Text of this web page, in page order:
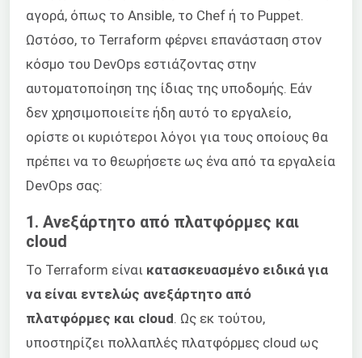
αγορά, όπως το Ansible, το Chef ή το Puppet.
Ωστόσο, το Terraform φέρνει επανάσταση στον
κόσμο του DevOps εστιάζοντας στην
αυτοματοποίηση της ίδιας της υποδομής. Εάν
δεν χρησιμοποιείτε ήδη αυτό το εργαλείο,
ορίστε οι κυριότεροι λόγοι για τους οποίους θα
πρέπει να το θεωρήσετε ως ένα από τα εργαλεία
DevOps σας:
1. Ανεξάρτητο από πλατφόρμες και
cloud
Το Terraform είναι κατασκευασμένο ειδικά για
να είναι εντελώς ανεξάρτητο από
πλατφόρμες και cloud. Ως εκ τούτου,
υποστηρίζει πολλαπλές πλατφόρμες cloud ως